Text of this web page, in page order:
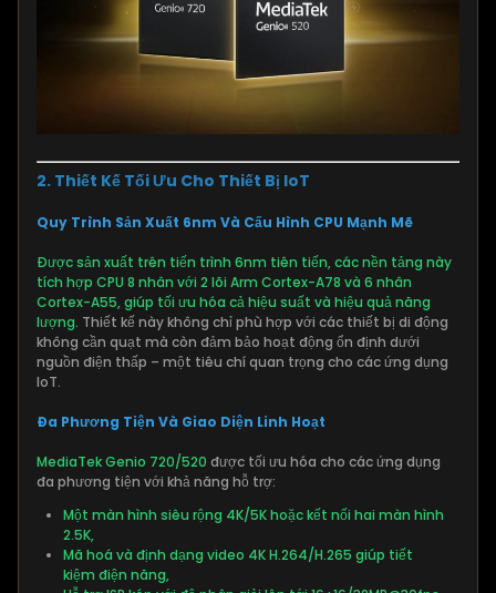
2. Thiết Kế Tối Ưu Cho Thiết Bị IoT
Quy Trình Sản Xuất 6nm Và Cấu Hình CPU Mạnh Mẽ
Được sản xuất trên tiến trình 6nm tiên tiến, các nền tảng này
tích hợp CPU 8 nhân với 2 lõi Arm Cortex-A78 và 6 nhân
Cortex-A55, giúp tối ưu hóa cả hiệu suất và hiệu quả năng
lượng. Thiết kế này không chỉ phù hợp với các thiết bị di động
không cần quạt mà còn đảm bảo hoạt động ổn định dưới
nguồn điện thấp – một tiêu chí quan trọng cho các ứng dụng
IoT.
Đa Phương Tiện Và Giao Diện Linh Hoạt
MediaTek Genio 720/520 được tối ưu hóa cho các ứng dụng
đa phương tiện với khả năng hỗ trợ:
Một màn hình siêu rộng 4K/5K hoặc kết nối hai màn hình
2.5K,
Mã hoá và định dạng video 4K H.264/H.265 giúp tiết
kiệm điện năng,